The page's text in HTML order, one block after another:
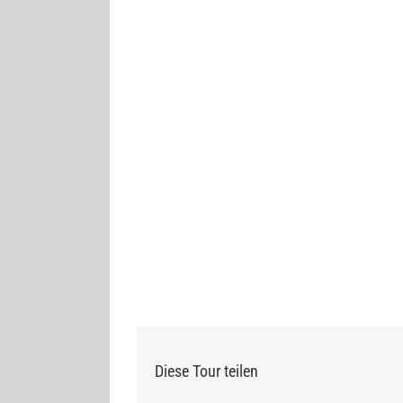
Diese Tour teilen